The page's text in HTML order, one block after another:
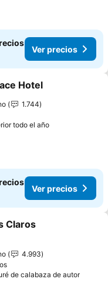
Ver precios
favoritos
Hotel
1.744
todo el año
Ver precios
favoritos
Claros
4.993
de calabaza de autor